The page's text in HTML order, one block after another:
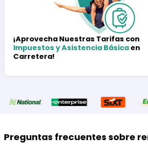
¡Aprovecha Nuestras Tarifas con
Impuestos y Asistencia Básica en
Carretera!
Preguntas frecuentes sobre